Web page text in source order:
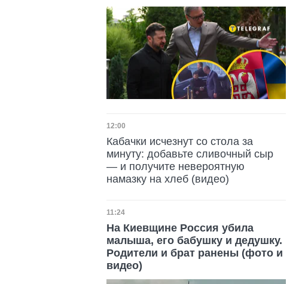
Дата публикации
12:00
Кабачки исчезнут со стола за
минуту: добавьте сливочный сыр
— и получите невероятную
намазку на хлеб (видео)
Дата публикации
11:24
На Киевщине Россия убила
малыша, его бабушку и дедушку.
Родители и брат ранены (фото и
видео)